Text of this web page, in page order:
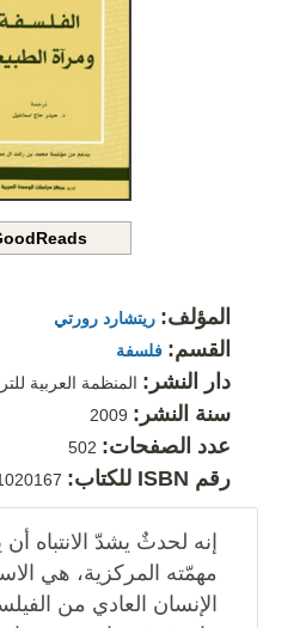
المؤلف: ريتشارد رورتي
القسم: فلسفة
دار النشر: المنظمة العربية
سنة النشر:
عدد الصفحات:
رقم ISBN للكتاب:
إنه لحدثٌ يشدّ الانتباه
مهمّته المركزية، هي
الإنسان العادي من